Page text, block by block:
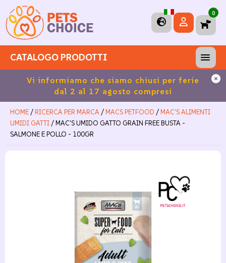
0
CATALOGO PRODOTTI
Vi informiamo che siamo chiusi per ferie
dal 2 al 17 agosto compresi
HOME /RICERCA PER MARCA /MACS PETFOOD /MAC'S ALIMENTI
UMIDI GATTI / MAC'S UMIDO GATTO GRAIN FREE BUSTA -
SALMONE E POLLO - 100GR